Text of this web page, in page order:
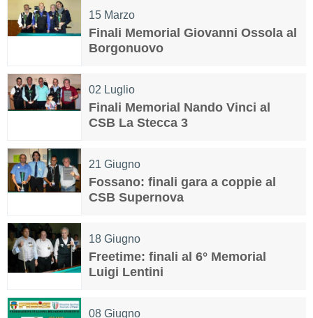
15 Marzo
Finali Memorial Giovanni Ossola al
Borgonuovo
02 Luglio
Finali Memorial Nando Vinci al
CSB La Stecca 3
21 Giugno
Fossano: finali gara a coppie al
CSB Supernova
18 Giugno
Freetime: finali al 6° Memorial
Luigi Lentini
08 Giugno